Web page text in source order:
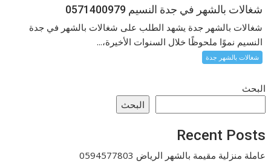
شغالات بالشهر في جدة النسيم 0571400979
شغالات بالشهر جدة يشهد الطلب على شغالات بالشهر في جدة
النسيم نموًا ملحوظًا خلال السنوات الأخيرة،...
شغالات بالشهر جدة
البحث
البحث
Recent Posts
عاملة منزلية مقيمة بالشهر الرياض 0594577803